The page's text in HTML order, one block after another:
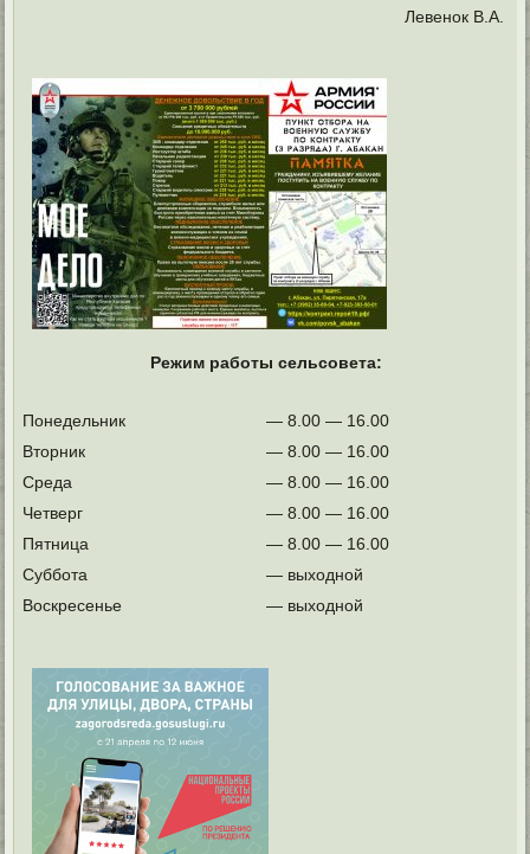
Левенок В.А.
Режим работы сельсовета:
Понедельник
— 8.00 — 16.00
Вторник
— 8.00 — 16.00
Среда
— 8.00 — 16.00
Четверг
— 8.00 — 16.00
Пятница
— 8.00 — 16.00
Суббота
— выходной
Воскресенье
— выходной